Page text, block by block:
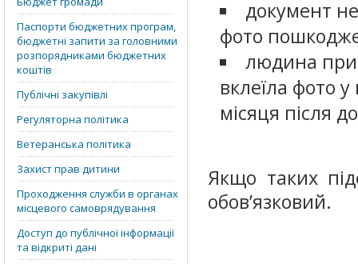
Паспорти бюджетних програм,
бюджетні запити за головними
розпорядниками бюджетних
коштів
Публічні закупівлі
Регуляторна політика
Ветеранська політика
Захист прав дитини
Проходження служби в органах
місцевого самоврядування
Доступ до публічної інформації
та відкриті дані
документ
фото
людина при
вклеїла фото
місяця після
Якщо таких
обов’язковий.